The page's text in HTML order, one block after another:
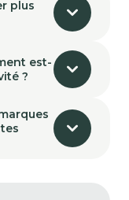
plus
est-
?